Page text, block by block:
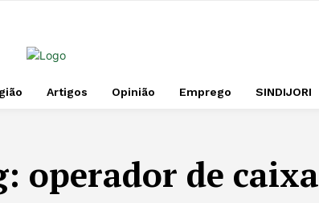
Artigos Opinião Emprego SINDIJORI
operador de caixa